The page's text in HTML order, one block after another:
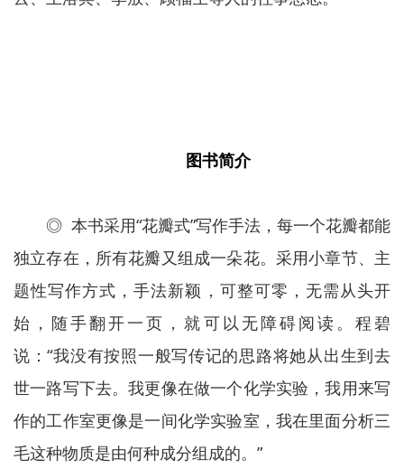
图书简介
◎ 本书采用“花瓣式”写作手法，每一个花瓣都能
独立存在，所有花瓣又组成一朵花。采用小章节、主
题性写作方式，手法新颖，可整可零，无需从头开
始，随手翻开一页，就可以无障碍阅读。程碧
说：“我没有按照一般写传记的思路将她从出生到去
世一路写下去。我更像在做一个化学实验，我用来写
作的工作室更像是一间化学实验室，我在里面分析三
毛这种物质是由何种成分组成的。”